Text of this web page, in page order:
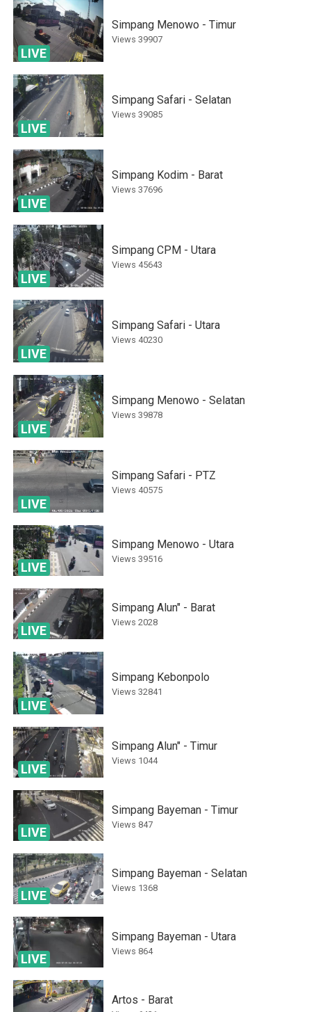
LIVE
Simpang Menowo - Timur
Views 39907
LIVE
Simpang Safari - Selatan
Views 39085
LIVE
Simpang Kodim - Barat
Views 37696
LIVE
Simpang CPM - Utara
Views 45643
LIVE
Simpang Safari - Utara
Views 40230
LIVE
Simpang Menowo - Selatan
Views 39878
LIVE
Simpang Safari - PTZ
Views 40575
LIVE
Simpang Menowo - Utara
Views 39516
LIVE
Simpang Alun" - Barat
Views 2028
LIVE
Simpang Kebonpolo
Views 32841
LIVE
Simpang Alun" - Timur
Views 1044
LIVE
Simpang Bayeman - Timur
Views 847
LIVE
Simpang Bayeman - Selatan
Views 1368
LIVE
Simpang Bayeman - Utara
Views 864
Artos - Barat